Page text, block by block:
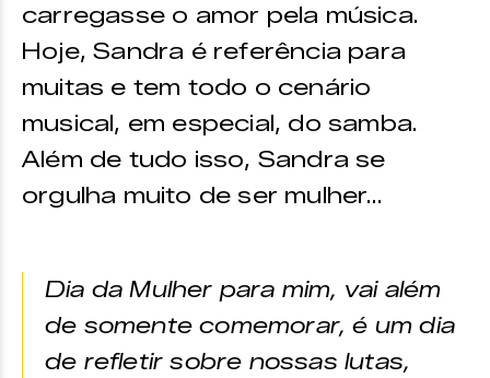
carregasse o amor pela música.
Hoje, Sandra é referência para
muitas e tem todo o cenário
musical, em especial, do samba.
Além de tudo isso, Sandra se
orgulha muito de ser mulher…
Dia da Mulher para mim, vai além
de somente comemorar, é um dia
de refletir sobre nossas lutas,